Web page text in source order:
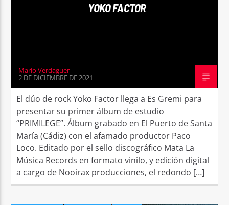
YOKO FACTOR
Mario Verdaguer
2 DE DICIEMBRE DE 2021
El dúo de rock Yoko Factor llega a Es Gremi para
presentar su primer álbum de estudio
“PRIMILEGE”. Álbum grabado en El Puerto de Santa
María (Cádiz) con el afamado productor Paco
Loco. Editado por el sello discográfico Mata La
Música Records en formato vinilo, y edición digital
a cargo de Nooirax producciones, el redondo […]